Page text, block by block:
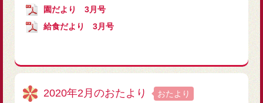
園だより 3月号
給食だより 3月号
2020年2月のおたより
おたより